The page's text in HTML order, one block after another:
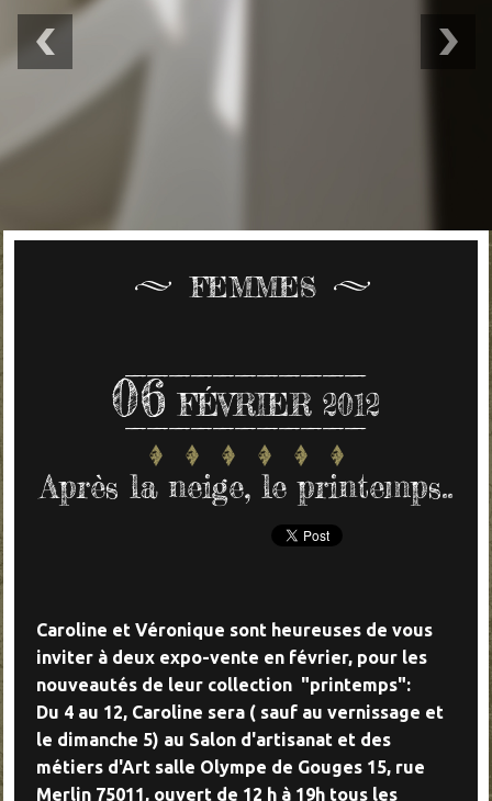
FEMMES
06 FÉVRIER 2012
Après la neige, le printemps..
Caroline et Véronique sont heureuses de vous
inviter à deux expo-vente en février, pour les
nouveautés de leur collection "printemps":
Du 4 au 12, Caroline sera ( sauf au vernissage et
le dimanche 5) au Salon d'artisanat et des
métiers d'Art salle Olympe de Gouges 15, rue
Merlin 75011, ouvert de 12 h à 19h tous les